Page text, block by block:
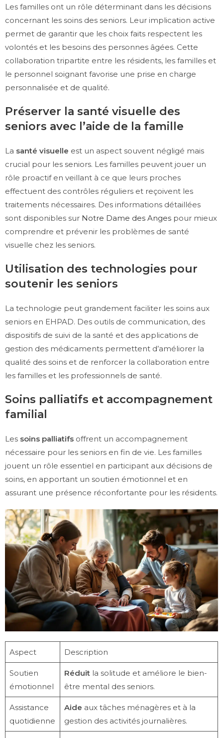
Les familles ont un rôle déterminant dans les décisions
concernant les soins des seniors. Leur implication active
permet de garantir que les choix faits respectent les
volontés et les besoins des personnes âgées. Cette
collaboration tripartite entre les résidents, les familles et
le personnel soignant favorise une prise en charge
personnalisée et de qualité.
Préserver la santé visuelle des
seniors avec l’aide de la famille
La santé visuelle est un aspect souvent négligé mais
crucial pour les seniors. Les familles peuvent jouer un
rôle proactif en veillant à ce que leurs proches
effectuent des contrôles réguliers et reçoivent les
traitements nécessaires. Des informations détaillées
sont disponibles sur Notre Dame des Anges pour mieux
comprendre et prévenir les problèmes de santé
visuelle chez les seniors.
Utilisation des technologies pour
soutenir les seniors
La technologie peut grandement faciliter les soins aux
seniors en EHPAD. Des outils de communication, des
dispositifs de suivi de la santé et des applications de
gestion des médicaments permettent d’améliorer la
qualité des soins et de renforcer la collaboration entre
les familles et les professionnels de santé.
Soins palliatifs et accompagnement
familial
Les soins palliatifs offrent un accompagnement
nécessaire pour les seniors en fin de vie. Les familles
jouent un rôle essentiel en participant aux décisions de
soins, en apportant un soutien émotionnel et en
assurant une présence réconfortante pour les résidents.
Aspect Description
Soutien
émotionnel
Réduitla solitude et améliore le bien-
être mental des seniors.
Assistance
quotidienne
Aide aux tâches ménagères et à la
gestion des activités journalières.